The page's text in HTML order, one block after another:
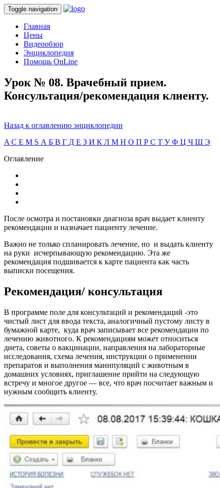
Toggle navigation
Главная
Цены
Видеообзор
Энциклопедия
Помощь OnLine
Урок № 08. Врачебный прием.
Консультация/рекомендация клиенту.
Назад к оглавлению энциклопедии
A C E M S А Б В Г Д Е З И К Л М Н О П Р С Т УФ Ц Ч Ш Э
Оглавление
После осмотра и постановки диагноза врач выдает клиенту
рекомендации и назначает пациенту лечение.
Важно не только спланировать лечение, но и выдать клиенту
на руки исчерпывающую рекомендацию. Эта же
рекомендация подшивается к карте пациента как часть
выписки посещения.
Рекомендация/ консультация
В программе поле для консультаций и рекомендаций -это
чистый лист для ввода текста, аналогичный пустому листу в
бумажной карте, куда врач записывает все рекомендации по
лечению животного. К рекомендациям может относиться
диета, советы о вакцинации, направления на лабораторные
исследования, схема лечения, инструкции о применении
препаратов и выполнения манипуляций с животным в
домашних условиях, приглашение прийти на следующую
встречу и многое другое — все, что врач посчитает важным и
нужным сообщить клиенту.